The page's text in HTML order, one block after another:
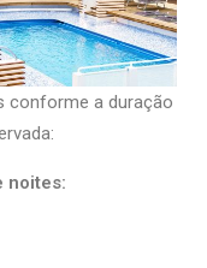
conforme a duração
noites: